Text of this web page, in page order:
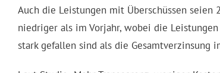
Auch die Leistungen mit Überschüssen seien
niedriger als im Vorjahr, wobei die
stark gefallen sind als die Gesamtverzinsung